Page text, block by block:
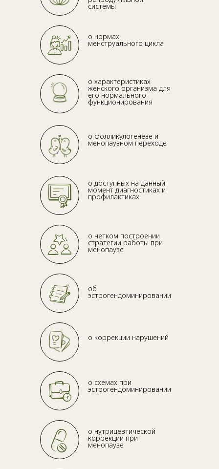
системы
о нормах
менструального цикла
о характеристиках
женского организма для
его нормального
функционирования
о фолликулогенезе и
менопаузном переходе
об
эстрогендоминировании
о коррекции нарушений
о схемах при
эстрогендоминировании
о доступных на данный
момент диагностиках и
профилактиках
о четком построении
стратегии работы при
менопаузе
о нутрицевтической
коррекции при
менопаузе